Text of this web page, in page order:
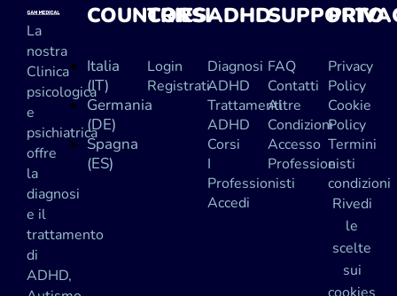
La
nostra
Clinica
psicologica
e
psichiatrica
offre
la
diagnosi
e il
trattamento
di
ADHD,
COUNTRIES
Italia
(IT)
Germania
(DE)
Spagna
(ES)
CORSI
Login
Registrati
ADHD
Diagnosi
ADHD
Trattamenti
ADHD
Corsi
I
Professionisti
Accedi
SUPPORTO
FAQ
Contatti
Altre
Condizioni
Accesso
Professionisti
Privacy
Policy
Cookie
Policy
Termini
e
condizioni
Rivedi
le
scelte
sui